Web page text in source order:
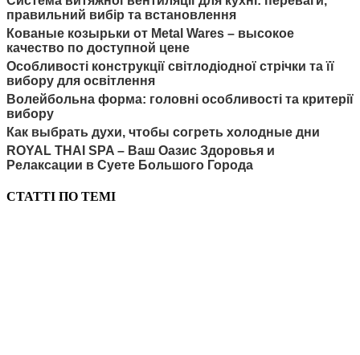
правильний вибір та встановлення
Кованые козырьки от Metal Wares – высокое
качество по доступной цене
Особливості конструкції світлодіодної стрічки та її
вибору для освітлення
Волейбольна форма: головні особливості та критерії
вибору
Как выбрать духи, чтобы согреть холодные дни
ROYAL THAI SPA – Ваш Оазис Здоровья и
Релаксации в Суете Большого Города
СТАТТІ ПО ТЕМІ